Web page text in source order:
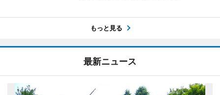
もっと見る
最新ニュース